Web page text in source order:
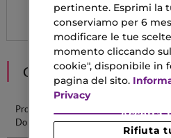
CONSIGLIATI PER TE
Profumi Dior
Donne
pertinente. Esprimi la
conserviamo per 6
modificare le tue
momento cliccando
cookie", disponibile in
pagina del sito.
Privacy
Rifiuta
Accetta